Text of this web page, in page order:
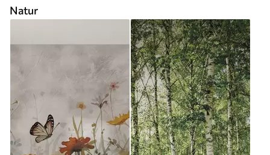
Natur